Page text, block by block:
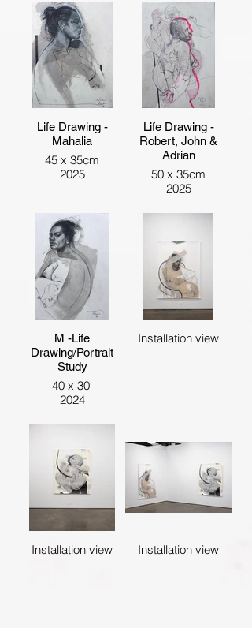
Life Drawing -
Mahalia
45 x 35cm
2025
Life Drawing -
Robert, John &
Adrian
50 x 35cm
2025
M -Life
Drawing/Portrait
Study
40 x 30
2024
Installation view
Installation view Installation view